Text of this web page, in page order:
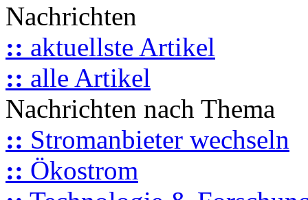
Nachrichten
:: aktuellste Artikel
:: alle Artikel
Nachrichten nach Thema
:: Stromanbieter wechseln
:: Ökostrom